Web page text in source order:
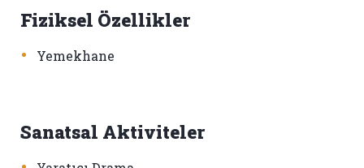
Fiziksel Özellikler
• Yemekhane
Sanatsal Aktiviteler